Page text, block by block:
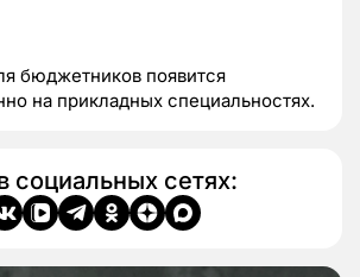
бюджетников появится
на прикладных специальностях.
социальных сетях: